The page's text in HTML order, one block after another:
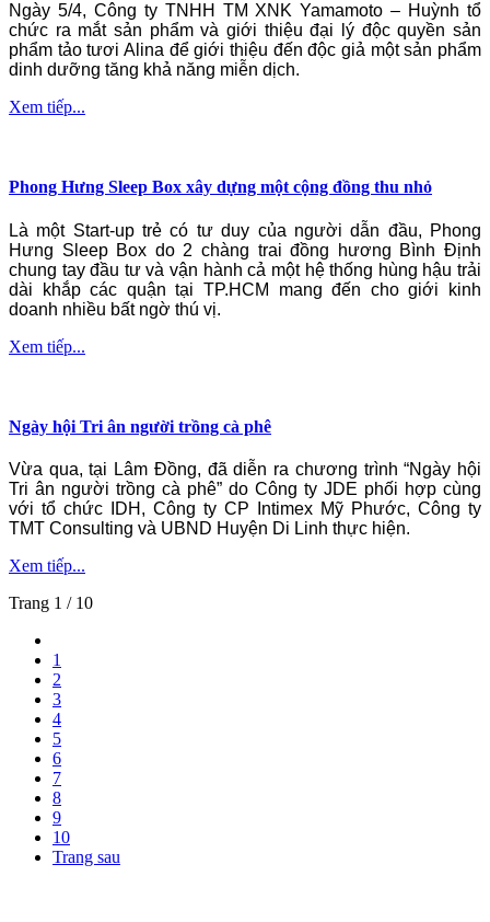
Ngày 5/4, Công ty TNHH TM XNK Yamamoto – Huỳnh tổ
chức ra mắt sản phẩm và giới thiệu đại lý độc quyền sản
phẩm tảo tươi Alina để giới thiệu đến độc giả một sản phẩm
dinh dưỡng tăng khả năng miễn dịch.
Xem tiếp...
Phong Hưng Sleep Box xây dựng một cộng đồng thu nhỏ
Là một Start-up trẻ có tư duy của người dẫn đầu, Phong
Hưng Sleep Box do 2 chàng trai đồng hương Bình Định
chung tay đầu tư và vận hành cả một hệ thống hùng hậu trải
dài khắp các quận tại TP.HCM mang đến cho giới kinh
doanh nhiều bất ngờ thú vị.
Xem tiếp...
Ngày hội Tri ân người trồng cà phê
Vừa qua, tại Lâm Đồng, đã diễn ra chương trình “Ngày hội
Tri ân người trồng cà phê” do Công ty JDE phối hợp cùng
với tổ chức IDH, Công ty CP Intimex Mỹ Phước, Công ty
TMT Consulting và UBND Huyện Di Linh thực hiện.
Xem tiếp...
Trang 1 / 10
1
2
3
4
5
6
7
8
9
10
Trang sau